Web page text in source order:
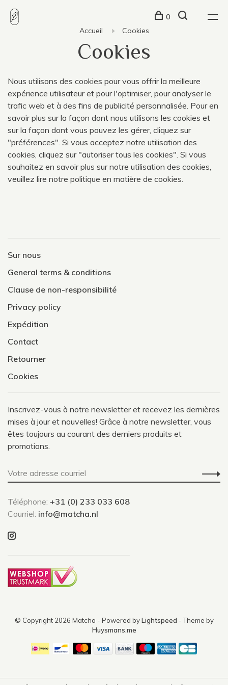
0
Accueil
Cookies
Cookies
Nous utilisons des cookies pour vous offrir la meilleure
expérience utilisateur et pour l'optimiser, pour analyser le
trafic web et à des fins de publicité personnalisée. Pour en
savoir plus sur la façon dont nous utilisons les cookies et
sur la façon dont vous pouvez les gérer, cliquez sur
"préférences". Si vous acceptez notre utilisation des
cookies, cliquez sur "autoriser tous les cookies". Si vous
souhaitez en savoir plus sur notre utilisation des cookies,
veuillez lire notre politique en matière de cookies.
Sur nous
General terms & conditions
Clause de non-responsibilité
Privacy policy
Expédition
Contact
Retourner
Cookies
Inscrivez-vous à notre newsletter et recevez les dernières
mises à jour et nouvelles! Grâce à notre newsletter, vous
êtes toujours au courant des derniers produits et
promotions.
Téléphone: +31 (0) 233 033 608
Courriel: info@matcha.nl
© Copyright 2026 Matcha - Powered byLightspeed - Theme by
Huysmans.me